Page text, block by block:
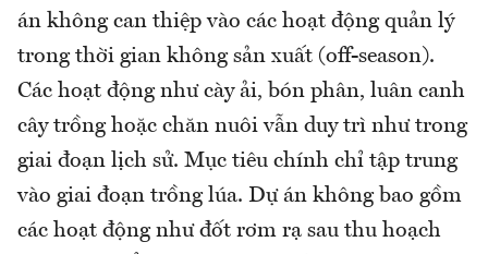
án không can thiệp vào các hoạt động quản lý
trong thời gian không sản xuất (off-season).
Các hoạt động như cày ải, bón phân, luân canh
cây trồng hoặc chăn nuôi vẫn duy trì như trong
giai đoạn lịch sử. Mục tiêu chính chỉ tập trung
vào giai đoạn trồng lúa. Dự án không bao gồm
các hoạt động như đốt rơm rạ sau thu hoạch